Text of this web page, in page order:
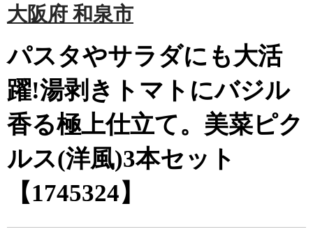
大阪府 和泉市
パスタやサラダにも大活
躍!湯剥きトマトにバジル
香る極上仕立て。美菜ピク
ルス(洋風)3本セット
【1745324】